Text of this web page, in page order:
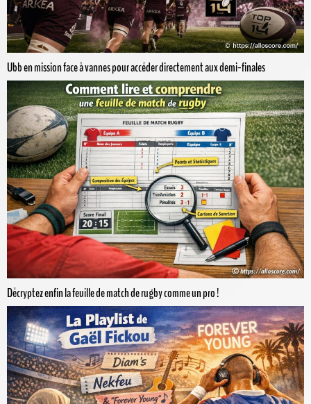
Ubb en mission face à vannes pour accéder directement aux demi-finales
Décryptez enfin la feuille de match de rugby comme un pro !